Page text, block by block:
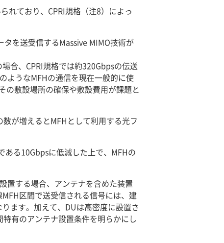
れており、CPRI規格（注8）によっ
を送受信するMassive MIMO技術が
合、CPRI規格では約320Gbpsの伝送
ようなMFHの通信を現在一般的に使
の敷設場所の確保や敷設費用が課題と
が増えるとMFHとして利用する光フ
ある10Gbpsに低減した上で、MFHの
置する場合、アンテナを含めた装置
区間で送受信される信号には、建
ます。加えて、DUは高密度に設置さ
有のアンテナ設置条件を明らかにし